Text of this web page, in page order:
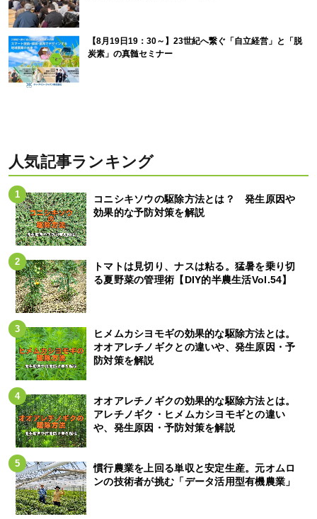
【8月19日19：30～】23世紀へ繋ぐ「自立経営」と「脱
炭素」の真髄セミナー
人気記事ランキング
コニシキソウの駆除方法とは？ 発生原因や
効果的な予防対策を解説
トマトは見切り、ナスは粘る。猛暑を乗り切
る夏野菜の管理術【DIY的半農生活Vol.54】
ヒメムカシヨモギの効果的な駆除方法とは。
オオアレチノギクとの違いや、発生原因・予
防対策を解説
オオアレチノギクの効果的な駆除方法とは。
アレチノギク・ヒメムカシヨモギとの違い
や、発生原因・予防対策を解説
慣行農業を上回る単収と安定生産。元オムロ
ンの技術者が挑む「データ活用型有機農業」